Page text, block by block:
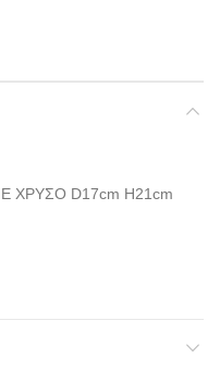
ΧΡΥΣΟ D17cm H21cm